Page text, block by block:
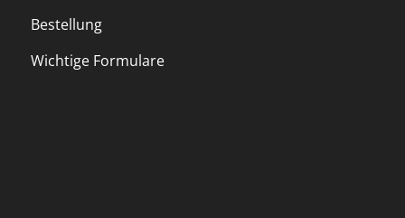
Bestellung
Wichtige Formulare